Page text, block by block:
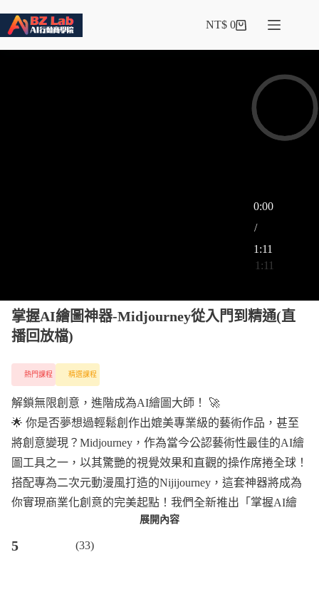
NT$ 0
0:00
/
1:11
0:00
1:11
掌握AI繪圖神器-Midjourney從入門到精通(直
播回放檔)
熱門課程 精選課程
解鎖無限創意，進階成為AI繪圖大師！ 🚀
🌟 你是否夢想過輕鬆創作出媲美專業級的藝術作品，甚至
將創意變現？Midjourney，作為當今公認藝術性最佳的AI繪
圖工具之一，以其驚艷的視覺效果和直觀的操作席捲全球！
搭配專為二次元動漫風打造的Nijijourney，這套神器將成為
你實現商業化創意的完美起點！我們全新推出「掌握AI繪
圖神器 - Midjourney 從入門到精通」線上課程，帶你從零開
始，快速上手這款夢幻工具！
展開內容
5 (33)